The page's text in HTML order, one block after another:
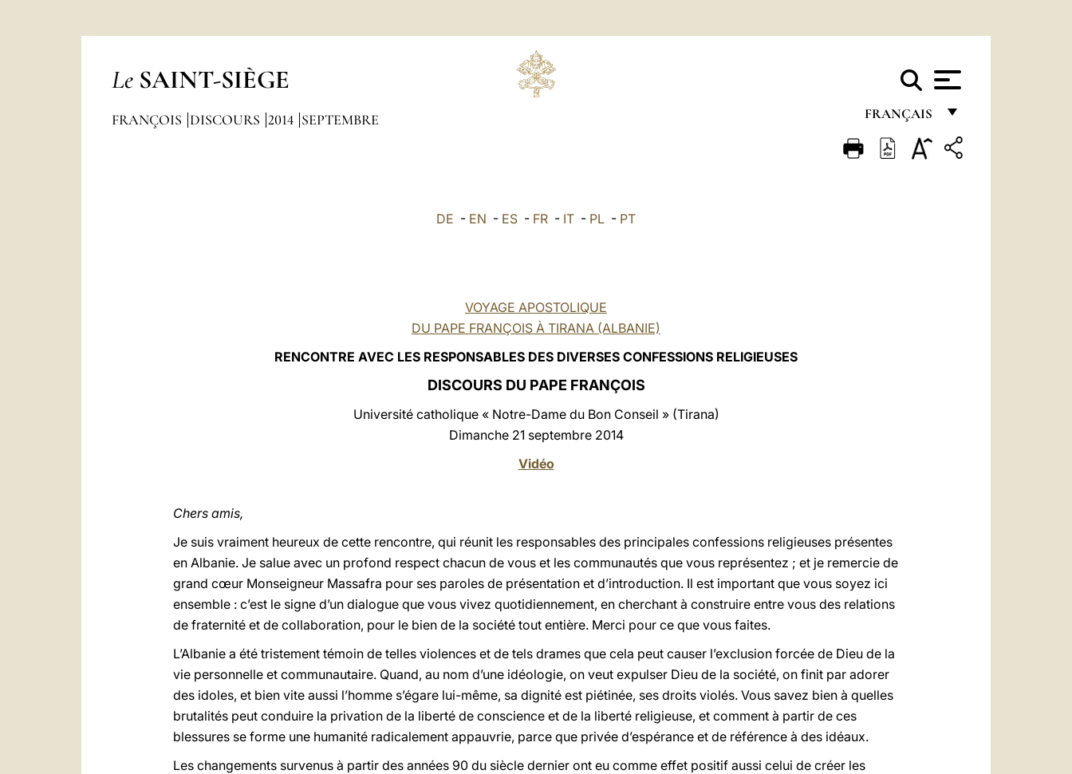
Le SAINT-SIÈGE
FRANÇAIS
FRANÇAIS
FRANÇOIS DISCOURS 2014 SEPTEMBRE
DE - EN - ES - FR - IT - PL - PT
VOYAGE APOSTOLIQUE
DU PAPE FRANÇOIS À TIRANA (ALBANIE)
RENCONTRE AVEC LES RESPONSABLES DES DIVERSES CONFESSIONS RELIGIEUSES
DISCOURS DU PAPE FRANÇOIS
Université catholique « Notre-Dame du Bon Conseil » (Tirana)
Dimanche 21 septembre 2014
Vidéo
Chers amis,
Je suis vraiment heureux de cette rencontre, qui réunit les responsables des principales confessions religieuses présentes
en Albanie. Je salue avec un profond respect chacun de vous et les communautés que vous représentez ; et je remercie de
grand cœur Monseigneur Massafra pour ses paroles de présentation et d’introduction. Il est important que vous soyez ici
ensemble : c’est le signe d’un dialogue que vous vivez quotidiennement, en cherchant à construire entre vous des relations
de fraternité et de collaboration, pour le bien de la société tout entière. Merci pour ce que vous faites.
L’Albanie a été tristement témoin de telles violences et de tels drames que cela peut causer l’exclusion forcée de Dieu de la
vie personnelle et communautaire. Quand, au nom d’une idéologie, on veut expulser Dieu de la société, on finit par adorer
des idoles, et bien vite aussi l’homme s’égare lui-même, sa dignité est piétinée, ses droits violés. Vous savez bien à quelles
brutalités peut conduire la privation de la liberté de conscience et de la liberté religieuse, et comment à partir de ces
blessures se forme une humanité radicalement appauvrie, parce que privée d’espérance et de référence à des idéaux.
Les changements survenus à partir des années 90 du siècle dernier ont eu comme effet positif aussi celui de créer les